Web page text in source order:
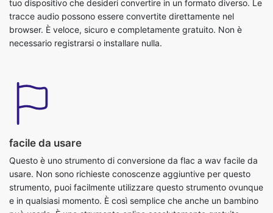
necessario registrarsi o installare nulla.
facile da usare
Questo è uno strumento di conversione da flac a wav facile da
usare. Non sono richieste conoscenze aggiuntive per questo
e in qualsiasi momento. È così semplice che anche un bambino
può usarlo. È uno strumento online assolutamente gratuito.
Converte i file audio in pochi secondi. Tutto quello che devi fare
è inviare il file originale e otterrai un file in formato y